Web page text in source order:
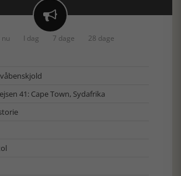

nu I dag 7 dage 28 dage
41: Cape Town, Sydafrika